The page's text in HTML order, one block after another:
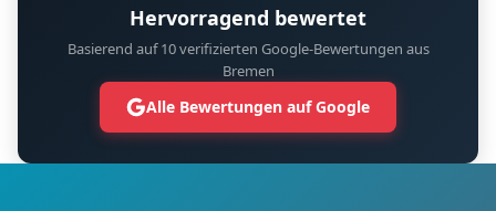
Hervorragend bewertet
Basierend auf 10 verifizierten Google-Bewertungen aus
Bremen
Alle Bewertungen auf Google